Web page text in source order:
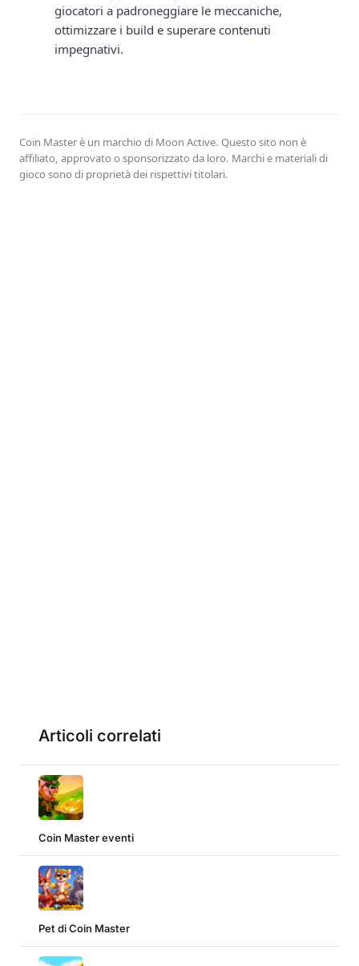
giocatori a padroneggiare le meccaniche,
ottimizzare i build e superare contenuti
impegnativi.
Coin Master è un marchio di Moon Active. Questo sito non è
affiliato, approvato o sponsorizzato da loro. Marchi e materiali di
gioco sono di proprietà dei rispettivi titolari.
Articoli correlati
Coin Master eventi
Pet di Coin Master